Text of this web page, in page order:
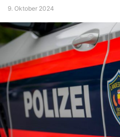
9. Oktober 2024